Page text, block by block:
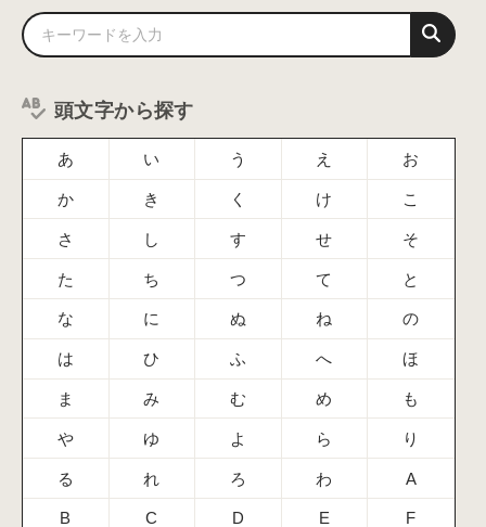
頭文字から探す
あ い う え お
か き く け こ
さ し す せ そ
た ち つ て と
な に ぬ ね の
は ひ ふ へ ほ
ま み む め も
や ゆ よ ら り
る れ ろ わ A
B C D E F